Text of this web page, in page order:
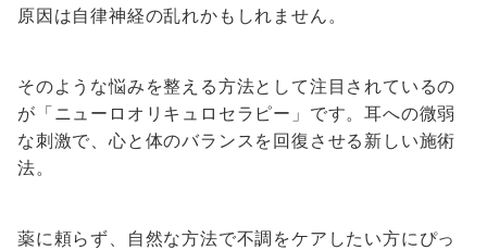
原因は自律神経の乱れかもしれません。
そのような悩みを整える方法として注目されているの
が「ニューロオリキュロセラピー」です。耳への微弱
な刺激で、心と体のバランスを回復させる新しい施術
法。
薬に頼らず、自然な方法で不調をケアしたい方にぴっ